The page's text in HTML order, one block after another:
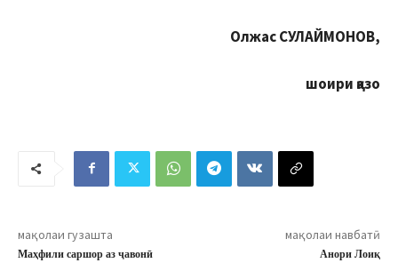
Олжас СУЛАЙМОНОВ,
шоири қазоқ
мақолаи гузашта
Маҳфили саршор аз ҷавонӣ
мақолаи навбатӣ
Анори Лоиқ